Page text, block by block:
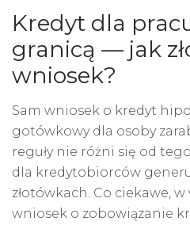
Kredyt dla
granicą — jak
wniosek?
Sam wniosek o kredyt
gotówkowy dla osoby
reguły nie różni się od
dla kredytobiorców
złotówkach. Co ciekawe,
wniosek o zobowiązanie